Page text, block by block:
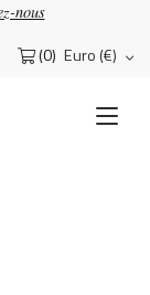
nous
(0) Euro (€)